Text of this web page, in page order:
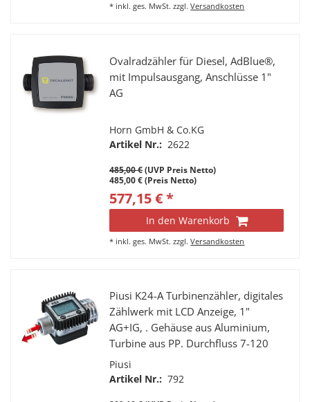
* inkl. ges. MwSt. zzgl.Versandkosten
Ovalradzähler für Diesel, AdBlue®,
mit Impulsausgang, Anschlüsse 1"
AG
Horn GmbH & Co.KG
Artikel Nr.: 2622
485,00 €(UVP Preis Netto)
485,00 € (Preis Netto)
577,15 € *
In den Warenkorb
* inkl. ges. MwSt. zzgl.Versandkosten
Piusi K24-A Turbinenzähler, digitales
Zählwerk mit LCD Anzeige, 1"
AG+IG, . Gehäuse aus Aluminium,
Turbine aus PP. Durchfluss 7-120
l/min., Genauigkeit ±1%, max.
20Bar Betriebsdruck, Display 360°
Piusi
Artikel Nr.: 792